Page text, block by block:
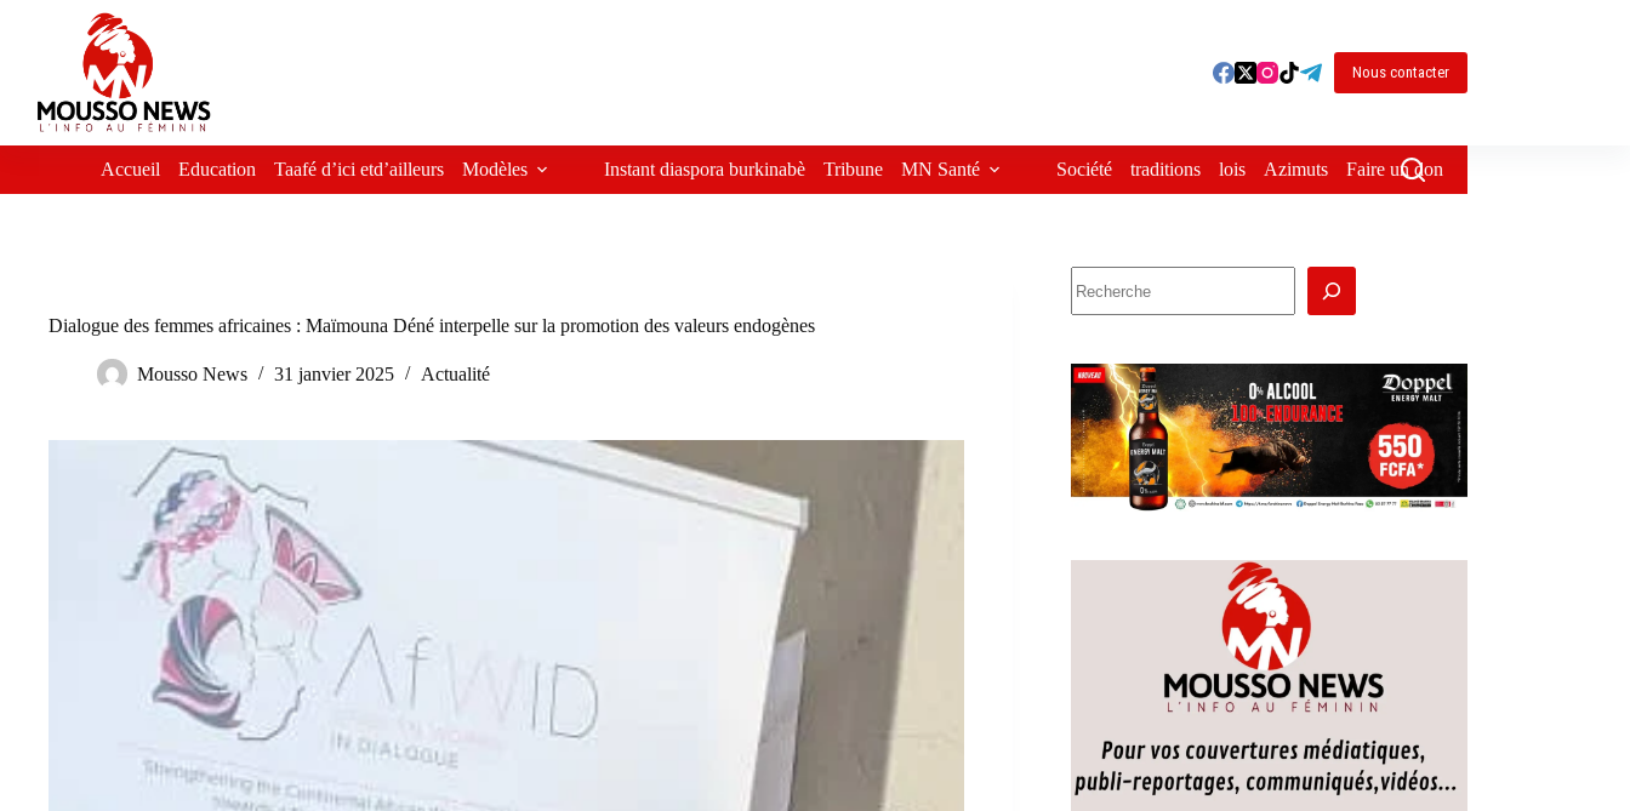
Nous contacter
Accueil Education Taafé d’ici etd’ailleurs Modèles Instant diaspora burkinabè Tribune MN Santé Société traditions lois Azimuts Faire un don
Dialogue des femmes africaines : Maïmouna Déné interpelle sur la promotion des valeurs endogènes
Mousso News 31 janvier 2025 Actualité